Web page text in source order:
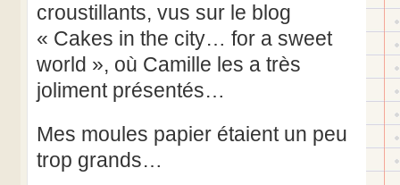
croustillants, vus sur le blog
« Cakes in the city… for a sweet
world », où Camille les a très
joliment présentés…
Mes moules papier étaient un peu
trop grands…